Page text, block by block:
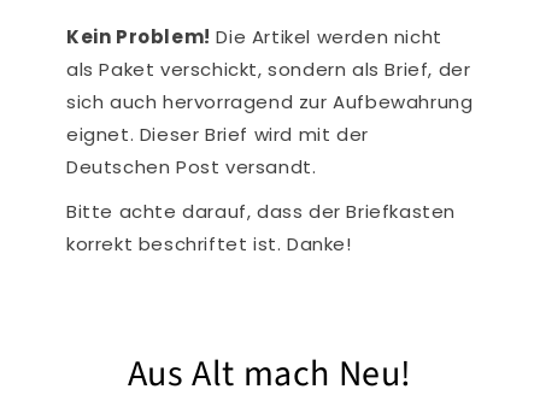
Kein Problem! Die Artikel werden nicht
als Paket verschickt, sondern als Brief, der
sich auch hervorragend zur Aufbewahrung
eignet. Dieser Brief wird mit der
Deutschen Post versandt.
Bitte achte darauf, dass der Briefkasten
korrekt beschriftet ist. Danke!
Aus Alt mach Neu!